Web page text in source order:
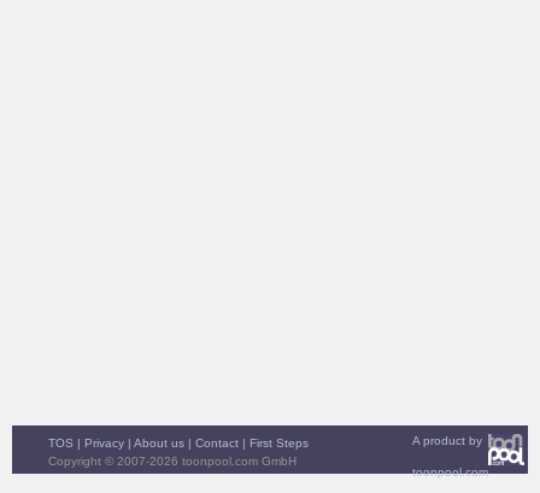
A product by
toonpool.com
TOS | Privacy | About us | Contact | First Steps
Copyright © 2007-2026 toonpool.com GmbH